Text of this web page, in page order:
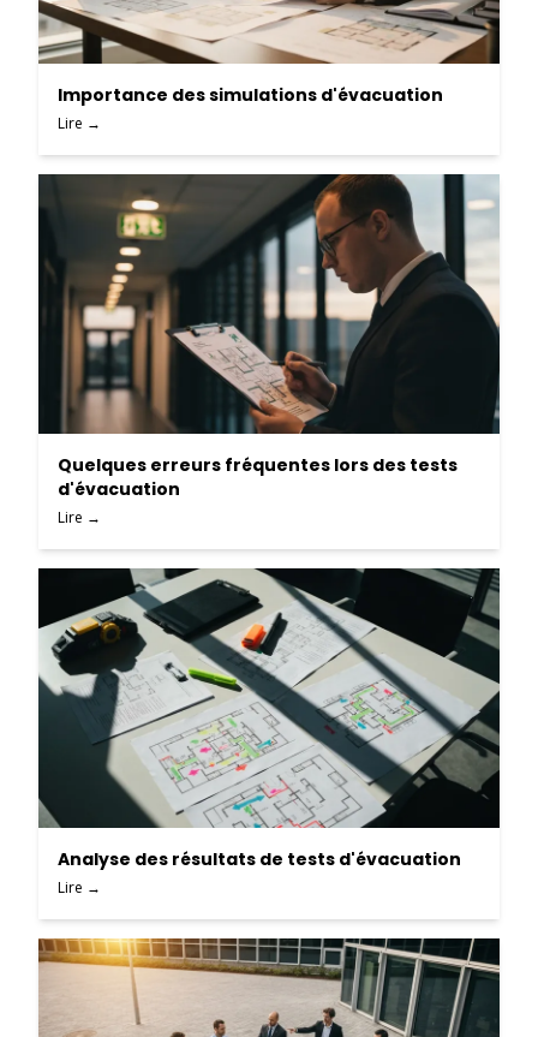
Importance des simulations d'évacuation
Lire →
Quelques erreurs fréquentes lors des tests
d'évacuation
Lire →
Analyse des résultats de tests d'évacuation
Lire →